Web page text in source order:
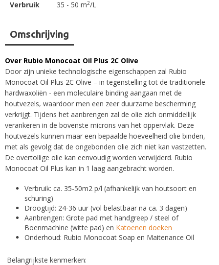
Omschrijving
Over Rubio Monocoat Oil Plus 2C Olive
Door zijn unieke technologische eigenschappen zal Rubio
Monocoat Oil Plus 2C Olive – in tegenstelling tot de traditionele
hardwaxoliën - een moleculaire binding aangaan met de
houtvezels, waardoor men een zeer duurzame bescherming
verkrijgt. Tijdens het aanbrengen zal de olie zich onmiddellijk
verankeren in de bovenste microns van het oppervlak. Deze
houtvezels kunnen maar een bepaalde hoeveelheid olie binden,
met als gevolg dat de ongebonden olie zich niet kan vastzetten.
De overtollige olie kan eenvoudig worden verwijderd. Rubio
Monocoat Oil Plus kan in 1 laag aangebracht worden.
Verbruik: ca. 35-50m2 p/l (afhankelijk van houtsoort en
schuring)
Droogtijd: 24-36 uur (vol belastbaar na ca. 3 dagen)
Aanbrengen: Grote pad met handgreep / steel of
Boenmachine (witte pad) en Katoenen doeken
Onderhoud: Rubio Monocoat Soap en Maitenance Oil
Belangrijkste kenmerken:
Verbruik 35 - 50 m2/L